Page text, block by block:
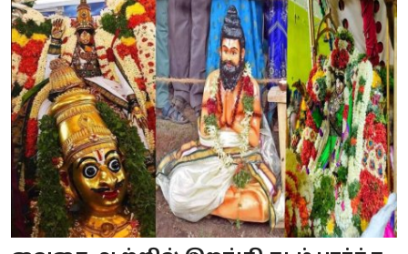
Special Story
Business
Crime
Tamilnadu
National
World